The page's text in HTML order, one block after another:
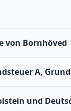
von Bornhöved
A,
und